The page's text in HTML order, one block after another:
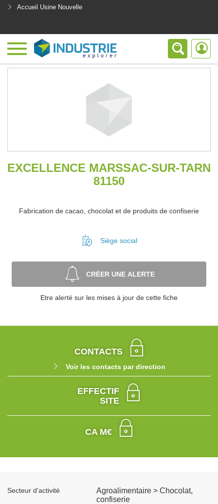
Accueil Usine Nouvelle
EXCELLENCE MARSSAC-SUR-TARN
81150
Fabrication de cacao, chocolat et de produits de confiserie
Siège social
CRÉER UNE ALERTE
Etre alerté sur les mises à jour de cette fiche
CONTACTS
Voir les contacts par direction
EFFECTIF
SITE
CA M€
Secteur d'activité
Agroalimentaire > Chocolat,
confiserie